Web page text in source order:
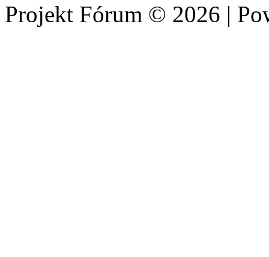
Projekt Fórum © 2026 |